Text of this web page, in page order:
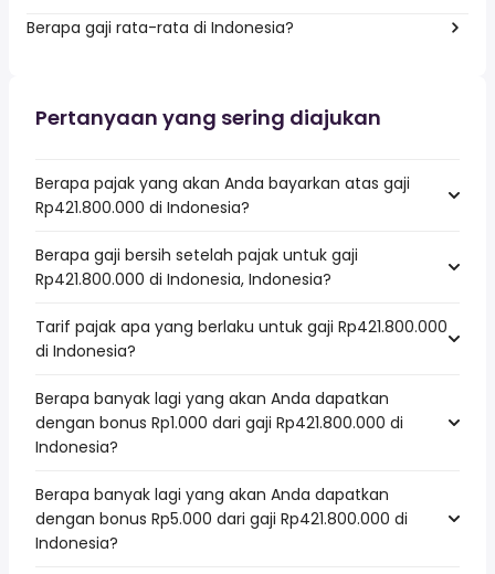
Berapa gaji rata-rata di Indonesia?
Pertanyaan yang sering diajukan
Berapa pajak yang akan Anda bayarkan atas gaji
Rp421.800.000 di Indonesia?
Berapa gaji bersih setelah pajak untuk gaji
Rp421.800.000 di Indonesia, Indonesia?
Tarif pajak apa yang berlaku untuk gaji Rp421.800.000
di Indonesia?
Berapa banyak lagi yang akan Anda dapatkan
dengan bonus Rp1.000 dari gaji Rp421.800.000 di
Indonesia?
Berapa banyak lagi yang akan Anda dapatkan
dengan bonus Rp5.000 dari gaji Rp421.800.000 di
Indonesia?